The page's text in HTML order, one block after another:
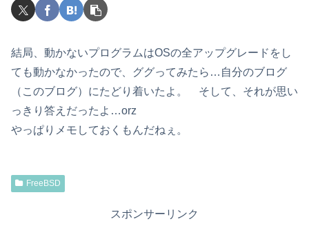
結局、動かないプログラムはOSの全アップグレードをし
ても動かなかったので、ググってみたら…自分のブログ
（このブログ）にたどり着いたよ。 そして、それが思い
っきり答えだったよ…orz
やっぱりメモしておくもんだねぇ。
FreeBSD
スポンサーリンク